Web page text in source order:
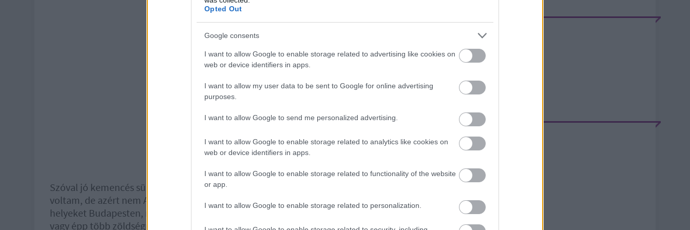
Opted Out
Google consents
I want to allow Google to enable storage related to advertising like cookies on
web or device identifiers in apps.
I want to allow my user data to be sent to Google for online advertising
purposes.
I want to allow Google to send me personalized advertising.
I want to allow Google to enable storage related to analytics like cookies on
web or device identifiers in apps.
I want to allow Google to enable storage related to functionality of the website
or app.
I want to allow Google to enable storage related to personalization.
Szóval jó kemencés sültek vannak itt, nagyon baráti áron, emiatt rendszeres vendég
voltam, de azért nem ANNYIRA rendszeres. Egyrészt ugye folyamatosan kutattam az új
helyeket Budapesten, másrészt a sültekre is hamar ráunok, izgalmasabb ételekre vágyom,
vagy épp több zöldségre.
Atom
BELÉPÉS